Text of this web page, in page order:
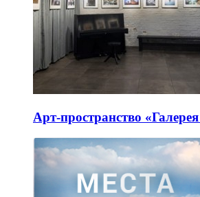
Арт-пространство